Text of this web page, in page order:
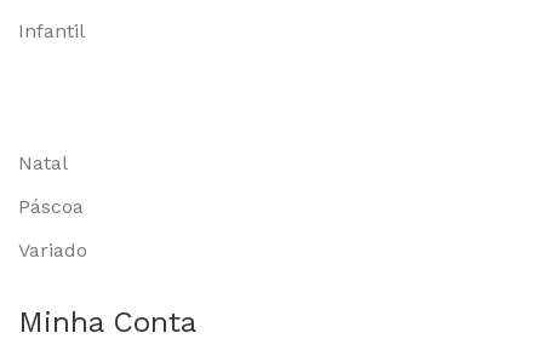
Infantil
Natal
Páscoa
Variado
Minha Conta